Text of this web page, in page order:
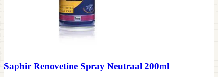
Saphir Renovetine Spray Neutraal 200ml